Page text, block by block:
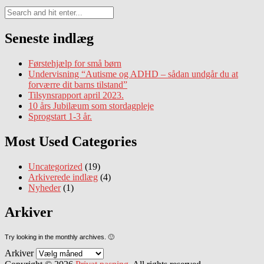
Seneste indlæg
Førstehjælp for små børn
Undervisning “Autisme og ADHD – sådan undgår du at
forværre dit barns tilstand”
Tilsynsrapport april 2023.
10 års Jubilæum som stordagpleje
Sprogstart 1-3 år.
Most Used Categories
Uncategorized (19)
Arkiverede indlæg (4)
Nyheder(1)
Arkiver
Try looking in the monthly archives. 🙂
Arkiver